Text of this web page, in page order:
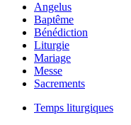
Angelus
Baptême
Bénédiction
Liturgie
Mariage
Messe
Sacrements
Temps liturgiques